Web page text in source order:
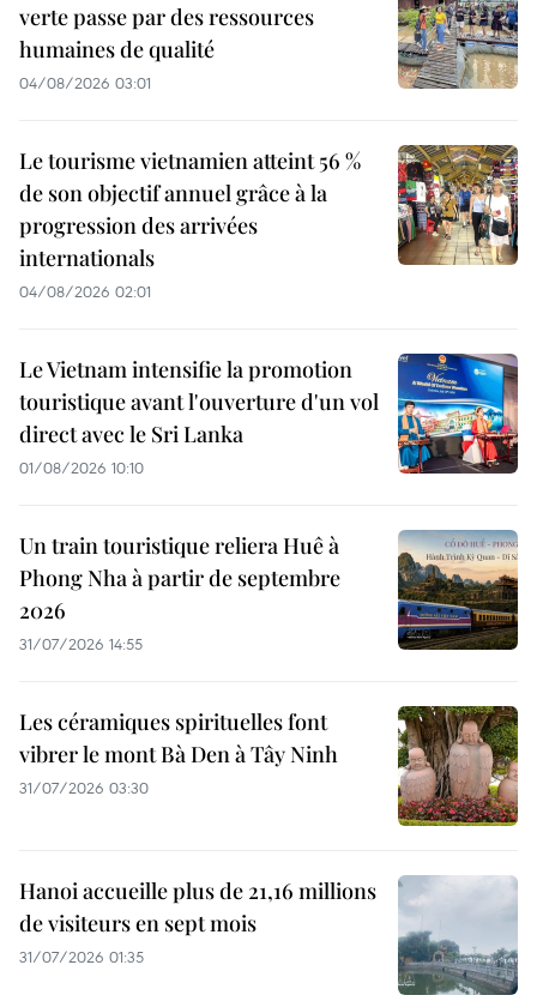
verte passe par des ressources
humaines de qualité
04/08/2026 03:01
Le tourisme vietnamien atteint 56 %
de son objectif annuel grâce à la
progression des arrivées
internationals
04/08/2026 02:01
Le Vietnam intensifie la promotion
touristique avant l'ouverture d'un vol
direct avec le Sri Lanka
01/08/2026 10:10
Un train touristique reliera Huê à
Phong Nha à partir de septembre
2026
31/07/2026 14:55
Les céramiques spirituelles font
vibrer le mont Bà Den à Tây Ninh
31/07/2026 03:30
Hanoi accueille plus de 21,16 millions
de visiteurs en sept mois ​
31/07/2026 01:35